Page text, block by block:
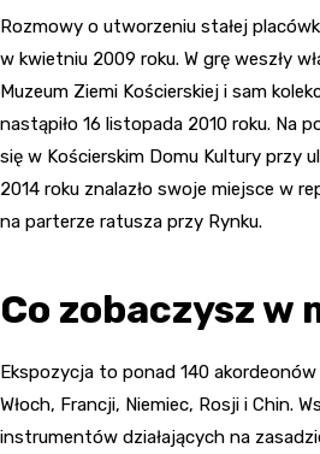
Rozmowy o utworzeniu stałej
w kwietniu 2009 roku. W grę weszły
Muzeum Ziemi Kościerskiej i sam
nastąpiło 16 listopada 2010 roku. Na
się w Kościerskim Domu Kultury przy
2014 roku znalazło swoje miejsce w
na parterze ratusza przy Rynku.
Co zobaczysz w
Ekspozycja to ponad 140
Włoch, Francji, Niemiec, Rosji i Chin.
instrumentów działających na